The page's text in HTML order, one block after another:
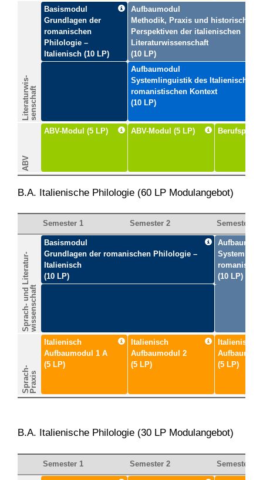
Literaturwis-senschaft
Basismodul
Grundlagen der
romanischen
Philologie –
Italienisch (10 LP)
Aufbaumodul
Methodik, Praxis und historische
Perspektiven der italienischen
Literaturwissenschaft
(10 LP)
Aufbaumodul
Systemlinguistik des Italienischen
romanistischen Kontext
(10 LP)
ABV
ABV-Modul (5 LP) ABV-Modul (5 LP)
B.A. Italienische Philologie (60 LP Modulangebot)
Semester 1 Semester 2 Semester 3
Sprach- und Literatur-wissenschaft
Basismodul
Grundlagen der romanischen Philologie –
Italienisch
(10 LP)
(10 LP)
Sprach-Praxis
Italienisch
Aufbaumodul 1 A
(5 LP)
Italienisch
Aufbaumodul 2
(5 LP)
Italienisch
(5 LP)
B.A. Italienische Philologie (30 LP Modulangebot)
Semester 1 Semester 2 Semester 3